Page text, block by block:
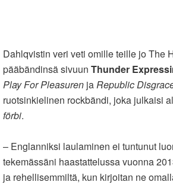
Dahlqvistin veri veti omille teille jo The
pääbändinsä sivuun Thunder
Play For Pleasuren jaRepublic
ruotsinkielinen rockbändi, joka julkaisi
förbi.
– Englanniksi laulaminen ei tuntunut
tekemässäni haastattelussa vuonna
ja rehellisemmiltä, kun kirjoitan ne